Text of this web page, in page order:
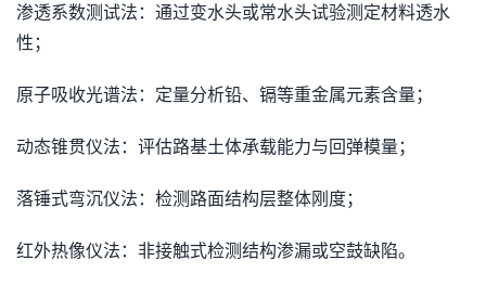
渗透系数测试法：通过变水头或常水头试验测定材料透水
性；
原子吸收光谱法：定量分析铅、镉等重金属元素含量；
动态锥贯仪法：评估路基土体承载能力与回弹模量；
落锤式弯沉仪法：检测路面结构层整体刚度；
红外热像仪法：非接触式检测结构渗漏或空鼓缺陷。